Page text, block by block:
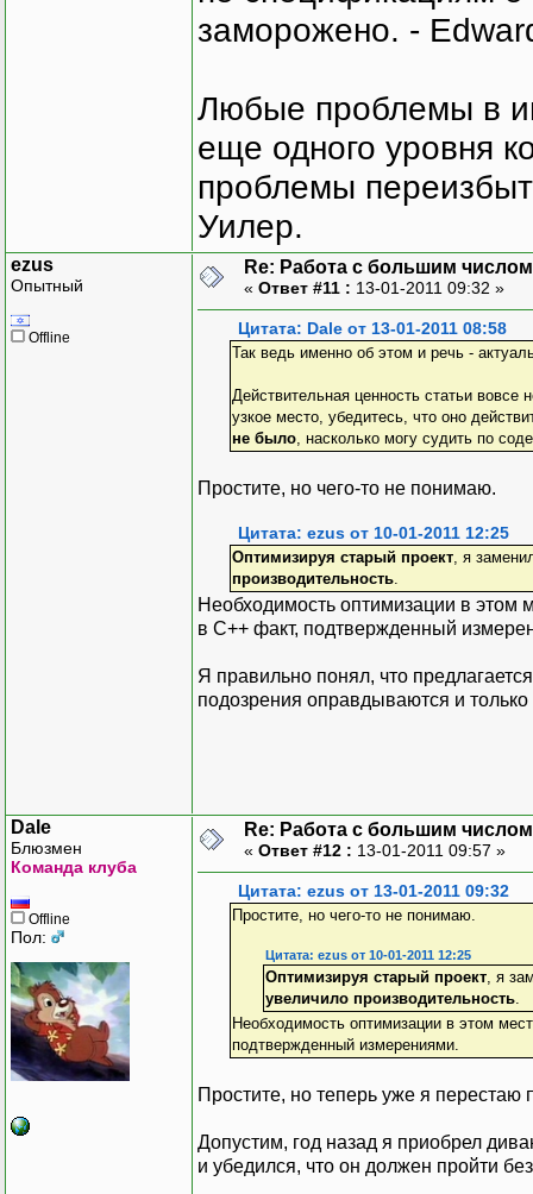
заморожено. -
Любые проблемы в
еще одного уровня
проблемы
Уилер.
ezus
Опытный
Offline
Re: Работа с большим
« Ответ #11 : 13-01-2011 09:32 »
Цитата: Dale от 13-01-2011 08:58
Так ведь именно об этом и речь -
Действительная ценность статьи
узкое место, убедитесь, что оно
не было, насколько могу судить по
Простите, но чего-то не понимаю.
Цитата: ezus от 10-01-2011 12:25
Оптимизируя старый проект, я
производительность.
Необходимость оптимизации в
в С++ факт, подтвержденный
Я правильно понял, что
подозрения оправдываются и
Dale
Блюзмен
Команда клуба
Offline
Пол:
Re: Работа с большим
« Ответ #12 : 13-01-2011 09:57 »
Цитата: ezus от 13-01-2011 09:32
Простите, но чего-то не понимаю.
Цитата: ezus от 10-01-2011 12:25
Оптимизируя старый проект , я
увеличило производительность
Необходимость оптимизации в этом
подтвержденный измерениями.
Простите, но теперь уже я перестаю
Допустим, год назад я приобрел
и убедился, что он должен пройти